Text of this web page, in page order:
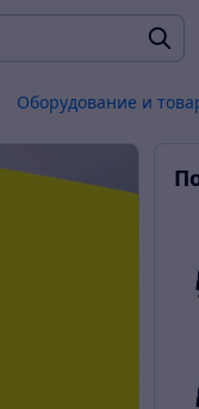
Оборудование и